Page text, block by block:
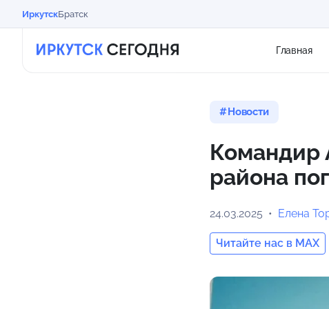
ИркутскБратск
Главная
Новости
Командир
района
24.03.2025 Елена
Читайте нас в MAX